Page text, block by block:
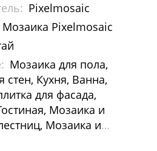
Pixelmosaic
Мозаика Pixelmosaic
Мозаика для пола,
стен, Кухня, Ванна,
для фасада,
Мозаика и
Мозаика и